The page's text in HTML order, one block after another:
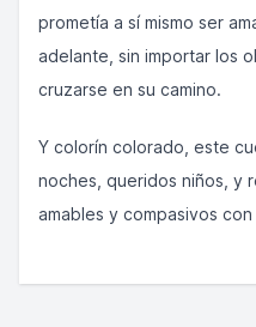
prometía a sí mismo ser
adelante, sin importar los
cruzarse en su camino.
Y colorín colorado, este
noches, queridos niños, y
amables y compasivos